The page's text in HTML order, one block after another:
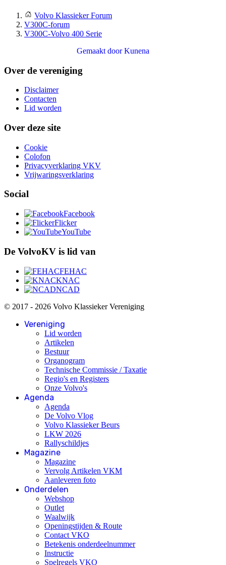
Volvo Klassieker Forum
V300C-forum
V300C-Volvo 400 Serie
Gemaakt doorKunena
Over de vereniging
Disclaimer
Contacten
Lid worden
Over deze site
Cookie
Colofon
Privacyverklaring VKV
Vrijwaringsverklaring
Social
Facebook
Flicker
YouTube
De VolvoKV is lid van
FEHAC
KNAC
NCAD
© 2017 - 2026 Volvo Klassieker Vereniging
Vereniging
Lid worden
Artikelen
Bestuur
Organogram
Technische Commissie / Taxatie
Regio's en Registers
Onze Volvo's
Agenda
Agenda
De Volvo Vlog
Volvo Klassieker Beurs
LKW 2026
Rallyschildjes
Magazine
Magazine
Vervolg Artikelen VKM
Aanleveren foto
Onderdelen
Webshop
Outlet
Waalwijk
Openingstijden & Route
Contact VKO
Betekenis onderdeelnummer
Instructie
Spelregels VKO